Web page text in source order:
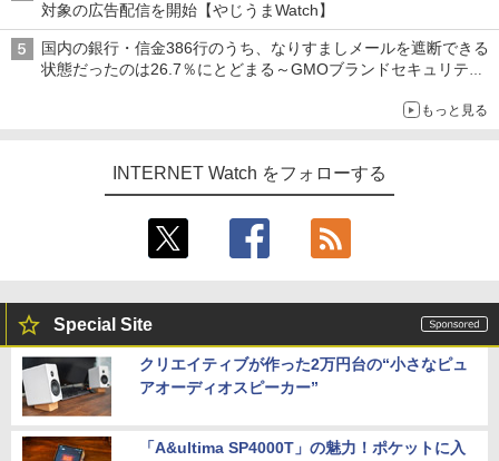
対象の広告配信を開始【やじうまWatch】
国内の銀行・信金386行のうち、なりすましメールを遮断できる
状態だったのは26.7％にとどまる～GMOブランドセキュリティ
もっと見る
INTERNET Watch をフォローする
Special Site
クリエイティブが作った2万円台の“小さなピュ
アオーディオスピーカー”
「A&ultima SP4000T」の魅力！ポケットに入